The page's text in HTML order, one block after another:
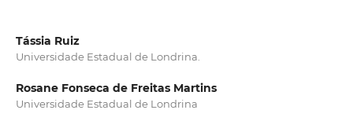
Tássia Ruiz
Universidade Estadual de Londrina.
Rosane Fonseca de Freitas Martins
Universidade Estadual de Londrina